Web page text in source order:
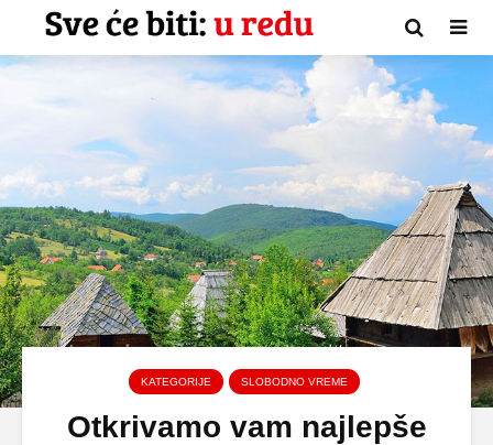
KATEGORIJE SLOBODNO VREME
Otkrivamo vam najlepše